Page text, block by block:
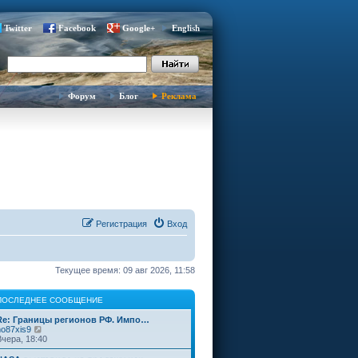
Twitter Facebook Google+ English
Форум Блог Реклама
Вход
Регистрация
Текущее время: 09 авг 2026, 11:58
СООБЩЕНИЕ
Границы регионов РФ. Импо…
е
р
18:40